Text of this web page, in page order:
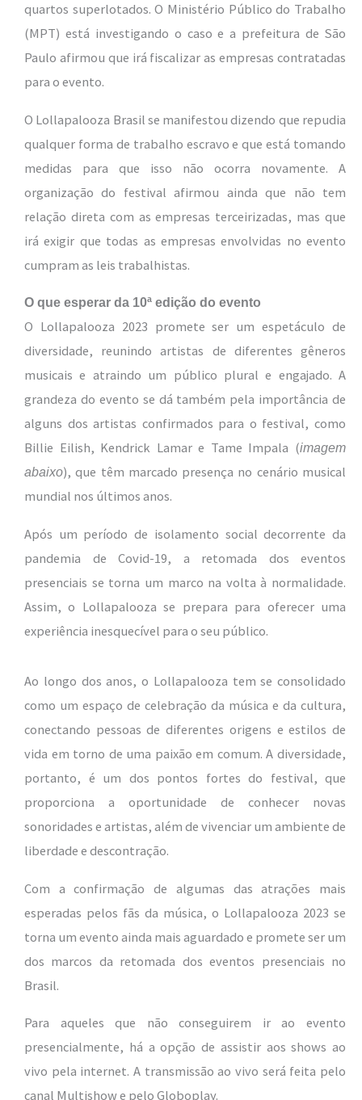
quartos superlotados. O Ministério Público do Trabalho
(MPT) está investigando o caso e a prefeitura de São
Paulo afirmou que irá fiscalizar as empresas contratadas
para o evento.
O Lollapalooza Brasil se manifestou dizendo que repudia
qualquer forma de trabalho escravo e que está tomando
medidas para que isso não ocorra novamente. A
organização do festival afirmou ainda que não tem
relação direta com as empresas terceirizadas, mas que
irá exigir que todas as empresas envolvidas no evento
cumpram as leis trabalhistas.
O que esperar da 10ª edição do evento
O Lollapalooza 2023 promete ser um espetáculo de
diversidade, reunindo artistas de diferentes gêneros
musicais e atraindo um público plural e engajado. A
grandeza do evento se dá também pela importância de
alguns dos artistas confirmados para o festival, como
Billie Eilish, Kendrick Lamar e Tame Impala (imagem
abaixo), que têm marcado presença no cenário musical
mundial nos últimos anos.
Após um período de isolamento social decorrente da
pandemia de Covid-19, a retomada dos eventos
presenciais se torna um marco na volta à normalidade.
Assim, o Lollapalooza se prepara para oferecer uma
experiência inesquecível para o seu público.
Ao longo dos anos, o Lollapalooza tem se consolidado
como um espaço de celebração da música e da cultura,
conectando pessoas de diferentes origens e estilos de
vida em torno de uma paixão em comum. A diversidade,
portanto, é um dos pontos fortes do festival, que
proporciona a oportunidade de conhecer novas
sonoridades e artistas, além de vivenciar um ambiente de
liberdade e descontração.
Com a confirmação de algumas das atrações mais
esperadas pelos fãs da música, o Lollapalooza 2023 se
torna um evento ainda mais aguardado e promete ser um
dos marcos da retomada dos eventos presenciais no
Brasil.
Para aqueles que não conseguirem ir ao evento
presencialmente, há a opção de assistir aos shows ao
vivo pela internet. A transmissão ao vivo será feita pelo
canal Multishow e pelo Globoplay.